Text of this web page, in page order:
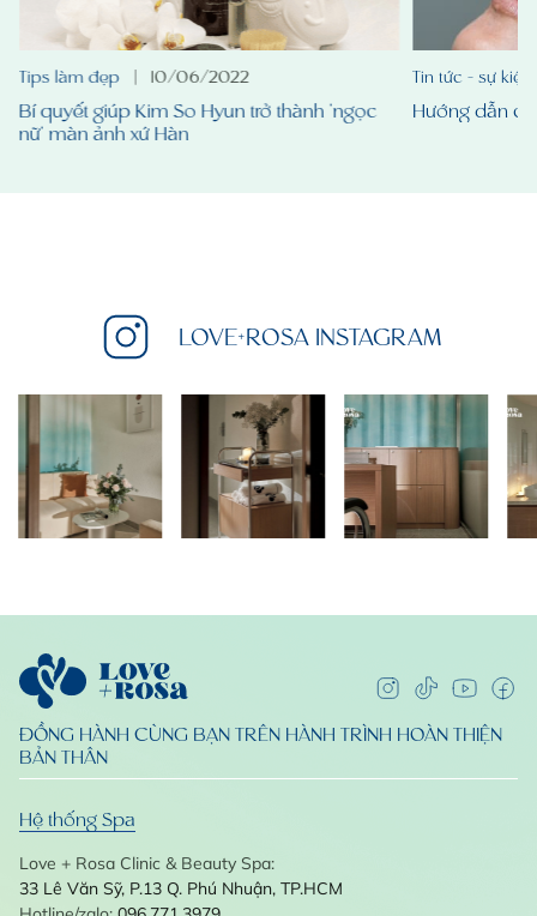
Tips làm đẹp | 10/06/2022
Bí quyết giúp Kim So Hyun trở thành 'ngọc
nữ' màn ảnh xứ Hàn
Tin tức - sự kiện
Hướng dẫn
LOVE+ROSA INSTAGRAM
ĐỒNG HÀNH CÙNG BẠN TRÊN HÀNH TRÌNH HOÀN THIỆN
BẢN THÂN
Hệ thống Spa
Love + Rosa Clinic & Beauty Spa:
33 Lê Văn Sỹ, P.13 Q. Phú Nhuận, TP.HCM